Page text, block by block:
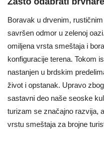
Boravak u drvenim,
savršen odmor u zelenoj
omiljena vrsta smeštaja i
konfiguracije terena. Tokom
nastanjen u brdskim
život i opstanak. Upravo
sastavni deo naše seoske
turizam se značajno razvija,
vrstu smeštaja za brojne